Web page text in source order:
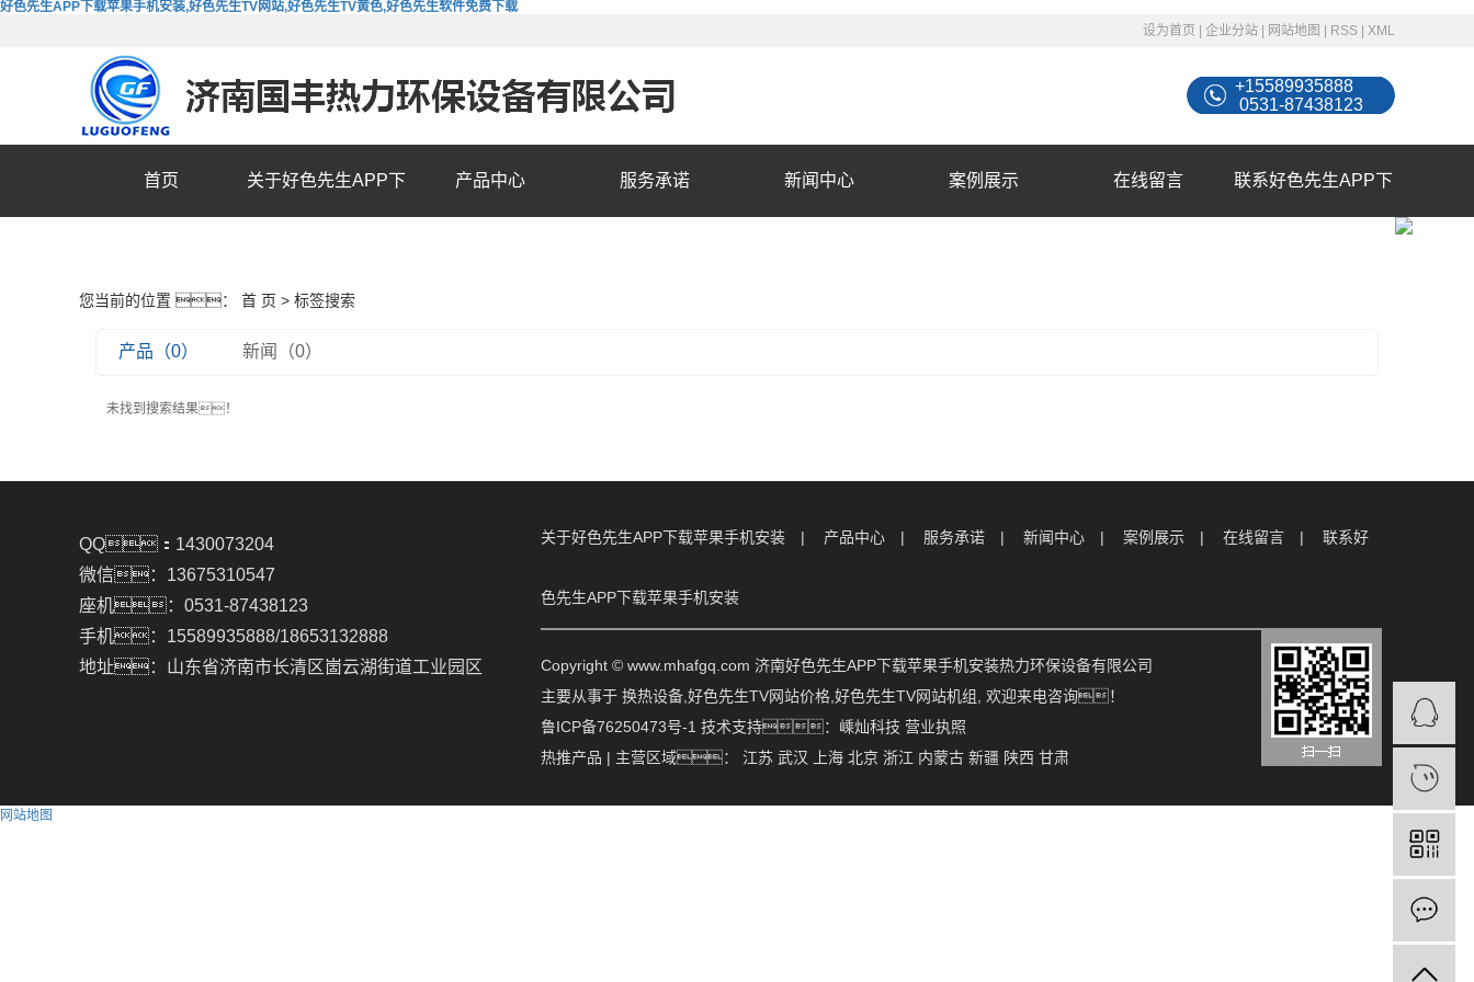
好色先生APP下载苹果手机安装,好色先生TV网站,好色先生TV黄色,好色先生软件免费下载
设为首页
企业分站 网站地图 RSS XML
+15589935888
0531-87438123
首页 关于好色先生APP下 产品中心 服务承诺 新闻中心 案例展示 在线留言 联系好色先生APP下
您当前的位置 ： 首 页 > 标签搜索
产品（0） 新闻（0）
未找到搜索结果！
QQ：1430073204
微信：13675310547
座机：0531-87438123
手机：15589935888/18653132888
地址：山东省济南市长清区崮云湖街道工业园区
关于好色先生APP下载苹果手机安装 产品中心 服务承诺 新闻中心 案例展示 在线留言 联系好
色先生APP下载苹果手机安装
Copyright © www.mhafgq.com 济南好色先生APP下载苹果手机安装热力环保设备有限公司
主要从事于 换热设备 好色先生TV网站价格 好色先生TV网站机组 , 欢迎来电咨询！
鲁ICP备76250473号-1 技术支持： 嵊灿科技 营业执照
热推产品 | 主营区域： 江苏 武汉 上海 北京 浙江 内蒙古 新疆 陕西 甘肃
网站地图